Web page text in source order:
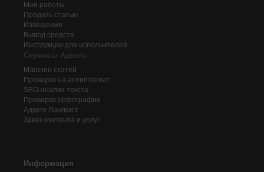
Мои работы
Продать статью
Извещения
Вывод средств
Инструкции для исполнителей
Сервисы Адвего
Магазин статей
Проверка на антиплагиат
SEO-анализ текста
Проверка орфографии
Адвего Лингвист
Заказ контента и услуг
Информация